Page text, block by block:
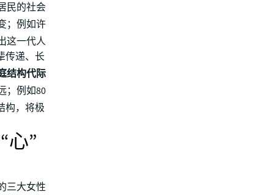
民的社会
；例如许
这一代人
传递、长
结构代际
；例如80
构，将极
心”
三大女性